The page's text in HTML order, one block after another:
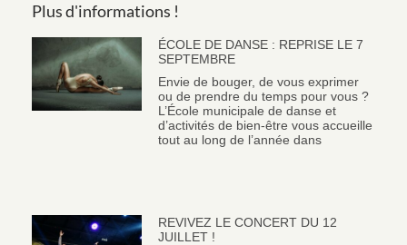
Plus d'informations !
ÉCOLE DE DANSE : REPRISE LE 7
SEPTEMBRE
Envie de bouger, de vous exprimer
ou de prendre du temps pour vous ?
L’École municipale de danse et
d’activités de bien-être vous accueille
tout au long de l’année dans
REVIVEZ LE CONCERT DU 12
JUILLET !